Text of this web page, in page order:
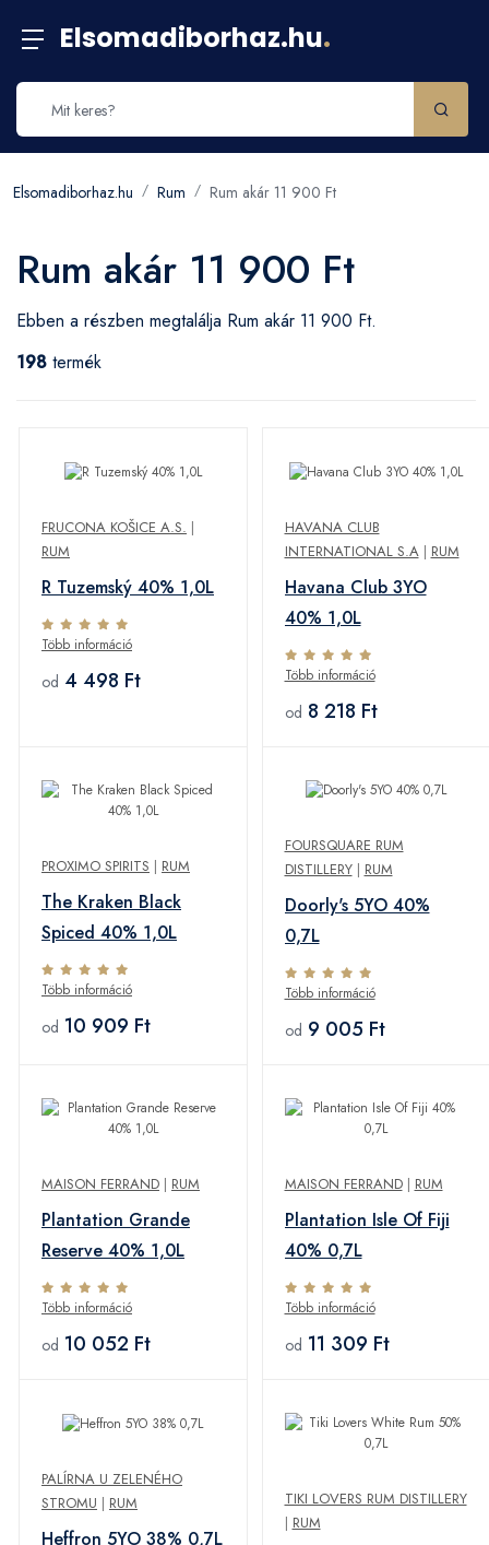
Elsomadiborhaz.hu.
Elsomadiborhaz.hu Rum Rum akár 11 900 Ft
Rum akár 11 900 Ft
Ebben a részben megtalálja Rum akár 11 900 Ft.
198 termék
FRUCONA KOŠICE A.S. |
RUM
R Tuzemský 40% 1,0L
Több információ
od 4 498 Ft
HAVANA CLUB
INTERNATIONAL S.A| RUM
Havana Club 3YO
40% 1,0L
Több információ
od 8 218 Ft
PROXIMO SPIRITS | RUM
The Kraken Black
Spiced 40% 1,0L
Több információ
od 10 909 Ft
FOURSQUARE RUM
DISTILLERY| RUM
Doorly's 5YO 40%
0,7L
Több információ
od 9 005 Ft
MAISON FERRAND | RUM
Plantation Grande
Reserve 40% 1,0L
Több információ
od 10 052 Ft
MAISON FERRAND| RUM
Plantation Isle Of Fiji
40% 0,7L
Több információ
od 11 309 Ft
PALÍRNA U ZELENÉHO
STROMU | RUM
Heffron 5YO 38% 0,7L
TIKI LOVERS RUM DISTILLERY
| RUM